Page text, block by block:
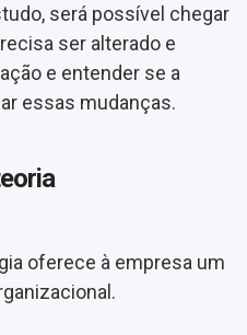
será possível chegar
ser alterado e
e entender se a
essas mudanças.
oferece à empresa um